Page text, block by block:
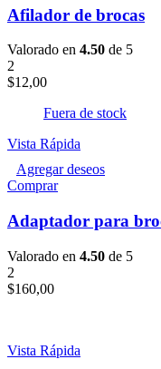
Afilador de brocas
Valorado en 4.50 de 5
2
$12,00
Fuera de stock
Vista Rápida
Agregar deseos
Comprar
Adaptador para
Valorado en 4.50 de 5
2
$160,00
Vista Rápida